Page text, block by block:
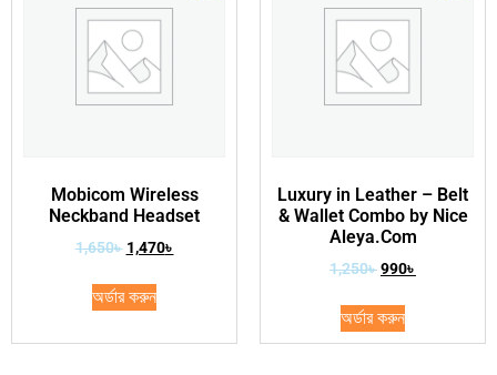
Mobicom Wireless
Neckband Headset
1,650৳ 1,470৳
অর্ডার করুন
Luxury in Leather – Belt
& Wallet Combo by Nice
Aleya.Com
1,250৳990৳
অর্ডার করুন